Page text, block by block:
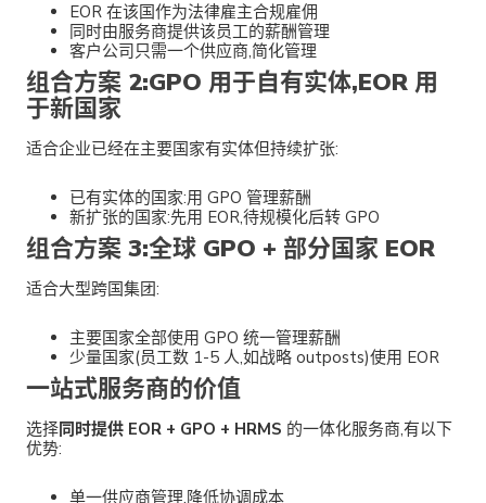
EOR 在该国作为法律雇主合规雇佣
同时由服务商提供该员工的薪酬管理
客户公司只需一个供应商,简化管理
组合方案 2:GPO 用于自有实体,EOR 用
于新国家
适合企业已经在主要国家有实体但持续扩张:
已有实体的国家:用 GPO 管理薪酬
新扩张的国家:先用 EOR,待规模化后转 GPO
组合方案 3:全球 GPO + 部分国家 EOR
适合大型跨国集团:
主要国家全部使用 GPO 统一管理薪酬
少量国家(员工数 1-5 人,如战略 outposts)使用 EOR
一站式服务商的价值
选择同时提供 EOR + GPO + HRMS 的一体化服务商,有以下
优势:
单一供应商管理,降低协调成本